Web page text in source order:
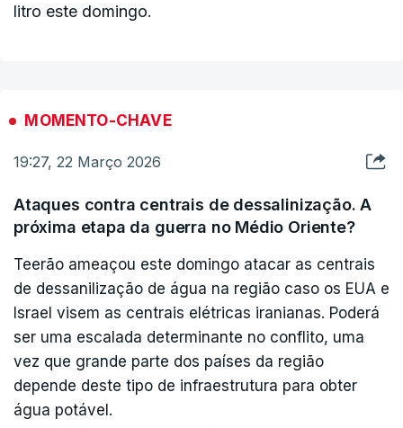
litro este domingo.
MOMENTO-CHAVE
19:27, 22 Março 2026
Ataques contra centrais de dessalinização. A
próxima etapa da guerra no Médio Oriente?
Teerão ameaçou este domingo atacar as centrais
de dessanilização de água na região caso os EUA e
Israel visem as centrais elétricas iranianas. Poderá
ser uma escalada determinante no conflito, uma
vez que grande parte dos países da região
depende deste tipo de infraestrutura para obter
água potável.